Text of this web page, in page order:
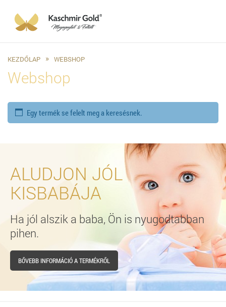
KEZDŐLAP WEBSHOP
Webshop
Egy termék se felelt meg a keresésnek.
ALUDJON JÓL
KISBABÁJA
Ha jól alszik a baba, Ön is nyugodtabban
pihen.
BŐVEBB INFORMÁCIÓ A TERMÉKRŐL